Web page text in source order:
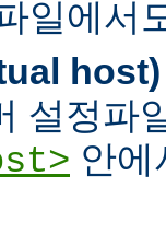
일에서
host)
설정파
안에